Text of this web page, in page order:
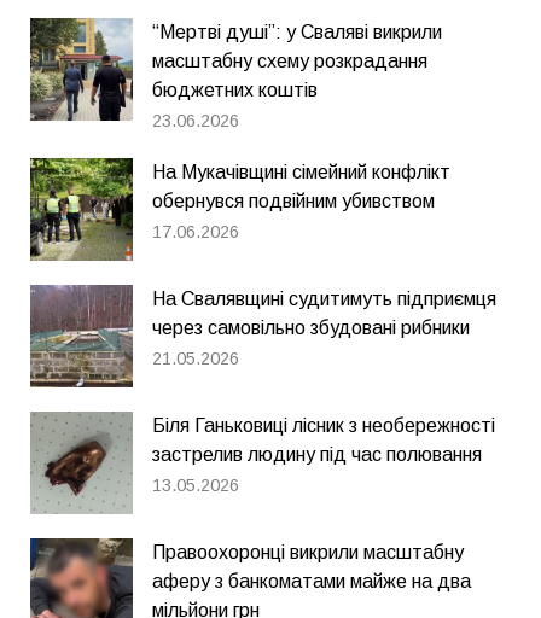
“Мертві душі”: у Сваляві викрили
масштабну схему розкрадання
бюджетних коштів
23.06.2026
На Мукачівщині сімейний конфлікт
обернувся подвійним убивством
17.06.2026
На Свалявщині судитимуть підприємця
через самовільно збудовані рибники
21.05.2026
Біля Ганьковиці лісник з необережності
застрелив людину під час полювання
13.05.2026
Правоохоронці викрили масштабну
аферу з банкоматами майже на два
мільйони грн